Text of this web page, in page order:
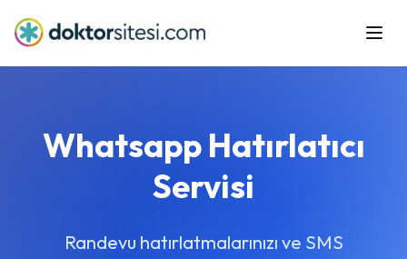
E-Kitaplar
Whatsapp Hatırlatıcı
Servisi
Randevu hatırlatmalarınızı ve SMS